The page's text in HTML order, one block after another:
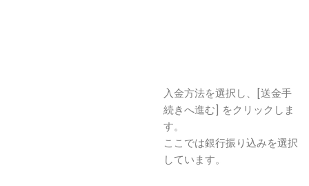
入金方法を選択し、[送金手
続きへ進む] をクリックしま
す。
ここでは銀行振り込みを選択
しています。